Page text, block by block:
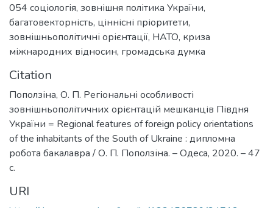
054 соціологія, зовнішня політика України,
багатовекторність, ціннісні пріоритети,
зовнішньополітичні орієнтації, НАТО, криза
міжнародних відносин, громадська думка
Citation
Поползіна, О. П. Регіональні особливості
зовнішньополітичних орієнтацій мешканців Півдня
України = Regional features of foreign policy orientations
of the inhabitants of the South of Ukraine : дипломна
робота бакалавра / О. П. Поползіна. – Одеса, 2020. – 47
с.
URI